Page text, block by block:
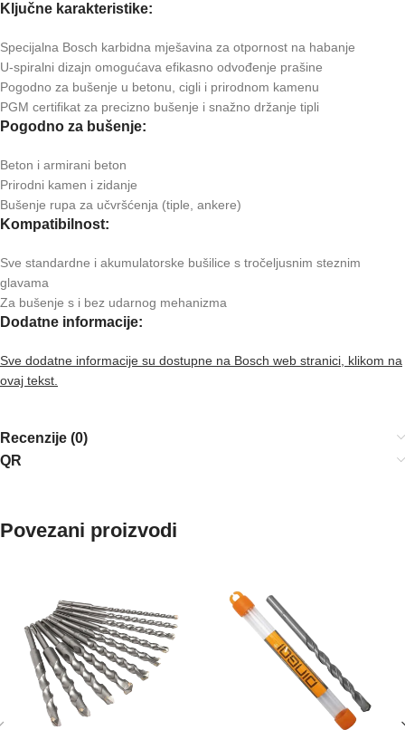
Ključne karakteristike:
Specijalna Bosch karbidna mješavina za otpornost na habanje
U-spiralni dizajn omogućava efikasno odvođenje prašine
Pogodno za bušenje u betonu, cigli i prirodnom kamenu
PGM certifikat za precizno bušenje i snažno držanje tipli
Pogodno za bušenje:
Beton i armirani beton
Prirodni kamen i zidanje
Bušenje rupa za učvršćenja (tiple, ankere)
Kompatibilnost:
Sve standardne i akumulatorske bušilice s tročeljusnim steznim
glavama
Za bušenje s i bez udarnog mehanizma
Dodatne informacije:
Sve dodatne informacije su dostupne na Bosch web stranici, klikom na
ovaj tekst.
Recenzije (0)
QR
Povezani proizvodi